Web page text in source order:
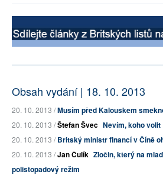
Obsah vydání | 18. 10. 2013
20. 10. 2013 /Musím před Kalouskem
20. 10. 2013 /Štefan Švec Nevím, koho volit
20. 10. 2013 /Britský ministr financí v Číně
20. 10. 2013 /Jan Čulík Zločin, který na
polistopadový režim